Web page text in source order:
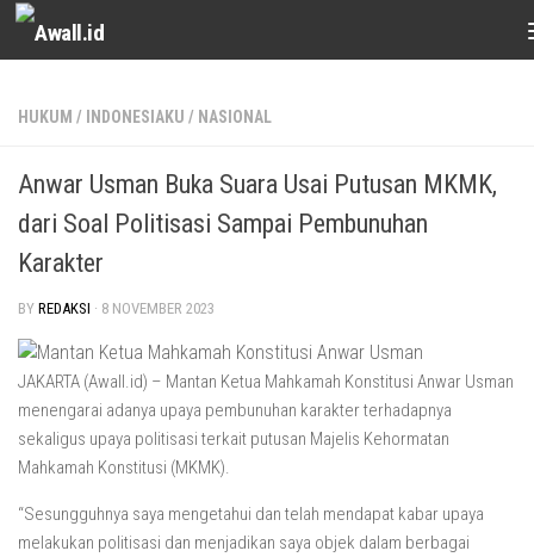
Skip to content
HUKUM / INDONESIAKU / NASIONAL
Anwar Usman Buka Suara Usai Putusan MKMK,
dari Soal Politisasi Sampai Pembunuhan
Karakter
BY REDAKSI · 8 NOVEMBER 2023
JAKARTA (Awall.id) – Mantan Ketua Mahkamah Konstitusi Anwar Usman
menengarai adanya upaya pembunuhan karakter terhadapnya
sekaligus upaya politisasi terkait putusan Majelis Kehormatan
Mahkamah Konstitusi (MKMK).
“Sesungguhnya saya mengetahui dan telah mendapat kabar upaya
melakukan politisasi dan menjadikan saya objek dalam berbagai